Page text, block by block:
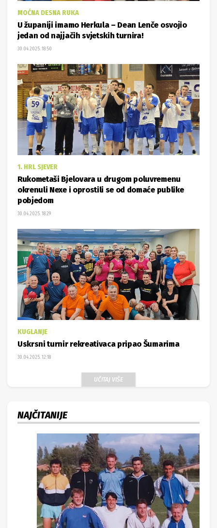
MOĆNA DESNA RUKA
U županiji imamo Herkula – Dean Lenče osvojio
jedan od najjačih svjetskih turnira!
30.04.2025. 18:50
1. HRL SJEVER
Rukometaši Bjelovara u drugom poluvremenu
okrenuli Nexe i oprostili se od domaće publike
pobjedom
30.04.2025. 18:29
KUGLANJE
Uskrsni turnir rekreativaca pripao Šumarima
30.04.2025. 12:18
UČITAJ VIŠE
NAJČITANIJE